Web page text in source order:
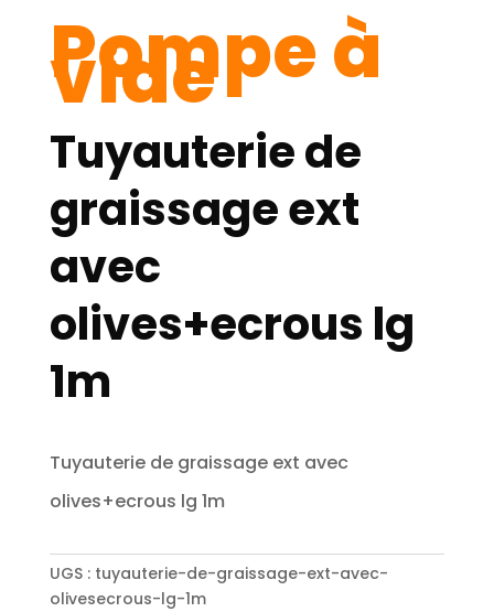
Pompe à
vide
Tuyauterie de
graissage ext
avec
olives+ecrous lg
1m
Tuyauterie de graissage ext avec
olives+ecrous lg 1m
UGS : tuyauterie-de-graissage-ext-avec-
olivesecrous-lg-1m